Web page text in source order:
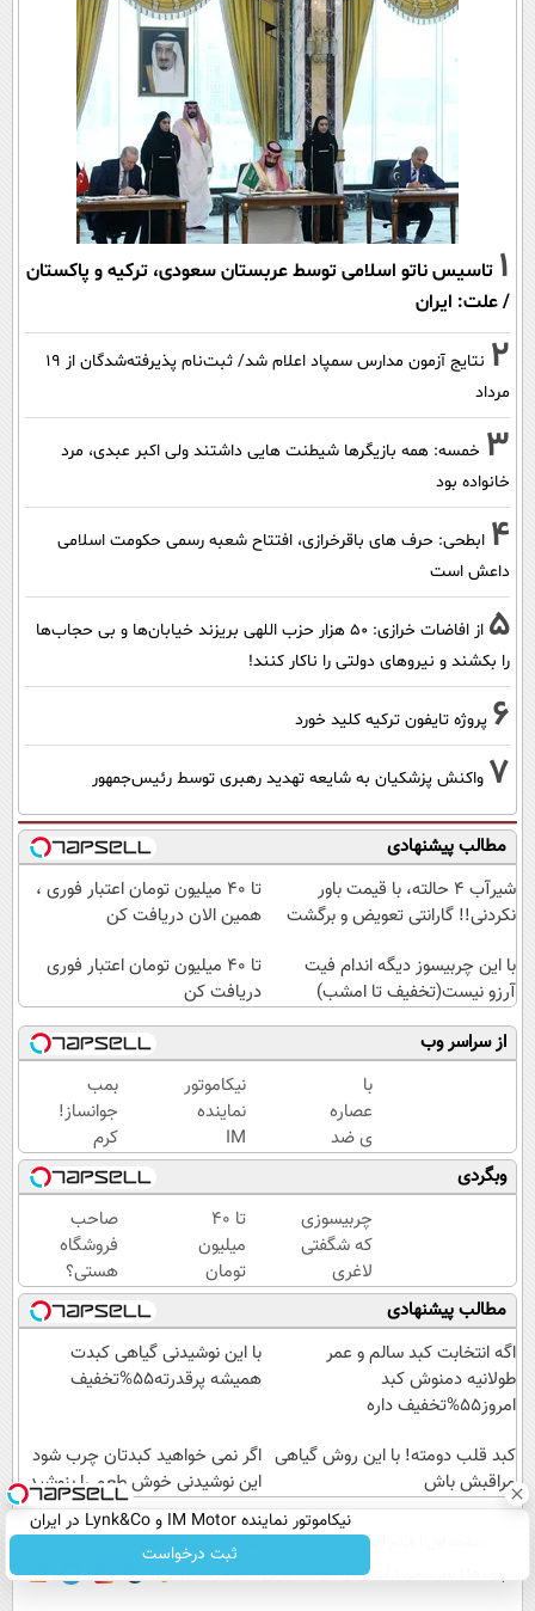
1 تاسیس ناتو اسلامی توسط عربستان سعودی، ترکیه و پاکستان
/ علت: ایران
2
نتایج آزمون مدارس سمپاد اعلام شد/ ثبت‌نام پذیرفته‌شدگان از ۱۹
مرداد
3 خمسه: همه بازیگرها شیطنت هایی داشتند ولی اکبر عبدی، مرد
خانواده بود
4 ابطحی: حرف های باقرخرازی، افتتاح شعبه رسمی حکومت اسلامی
داعش است
5
از افاضات خرازی: ۵۰ هزار حزب اللهی بریزند خیابان‌ها و بی حجاب‌ها
را بکشند و نیرو‌های دولتی را ناکار کنند!
6 پروژه تایفون ترکیه کلید خورد
7 واکنش پزشکیان به شایعه تهدید رهبری توسط رئیس‌جمهور
مطالب پیشنهادی
شیر‌آب ۴ حالته، با قیمت باور
نکردنی!! گارانتی تعویض و برگشت
تا 40 میلیون تومان اعتبار فوری ،
همین الان دریافت کن
با این چربیسوز دیگه اندام فیت
آرزو نیست(تخفیف تا امشب)
تا 40 میلیون تومان اعتبار فوری
دریافت کن
از سراسر وب
با
عصاره
ی ضد
پیری
جلبک
پوستت
همیشه
جوونه!
نیکاموتور
نماینده
IM
Motor و
Lynk&Co
در ایران
بمب
جوانساز!
کرم
بوتاکس
جلبک
اسپیرولینا50%تخفیف
وبگردی
چربیسوزی
که شگفتی
لاغری
آسان را
رقم زد!
تا ۴۰
میلیون
تومان
اعتبار
خرید
قسطی
از
صاحب
فروشگاه
هستی؟
وام تا ۳
میلیارد
تومان
بگیر
مطالب پیشنهادی
اگه انتخابت کبد سالم و عمر
طولانیه دمنوش کبد
امروز55%تخفیف داره
با این نوشیدنی گیاهی کبدت
همیشه پرقدرته55%تخفیف
کبد قلب دومته! با این روش گیاهی
مراقبش باش
اگر نمی خواهید کبدتان چرب شود
این نوشیدنی خوش طعم را بنوشید
نیکاموتور نماینده IM Motor و Lynk&Co در ایران
ثبت درخواست
عصر ایران۲ درباره عصرایران تماس با ما
آب و هوا اوقات شرعی سواد زندگی